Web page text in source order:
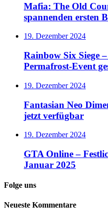
Mafia: The Old
spannenden ersten
19. Dezember 2024
Rainbow Six Siege
Permafrost-Event
19. Dezember 2024
Fantasian Neo
jetzt verfügbar
19. Dezember 2024
GTA Online –
Januar 2025
Folge uns
Neueste Kommentare